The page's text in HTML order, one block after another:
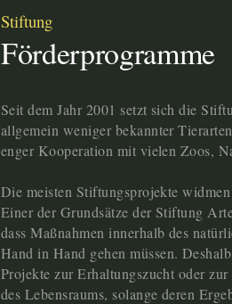
Stiftung
Förderprogramme
Seit dem Jahr 2001 setzt sich die
allgemein weniger bekannter
enger Kooperation mit vielen Zoos,
Die meisten Stiftungsprojekte
Einer der Grundsätze der Stiftung
dass Maßnahmen innerhalb des
Hand in Hand gehen müssen.
Projekte zur Erhaltungszucht oder
des Lebensraums, solange deren